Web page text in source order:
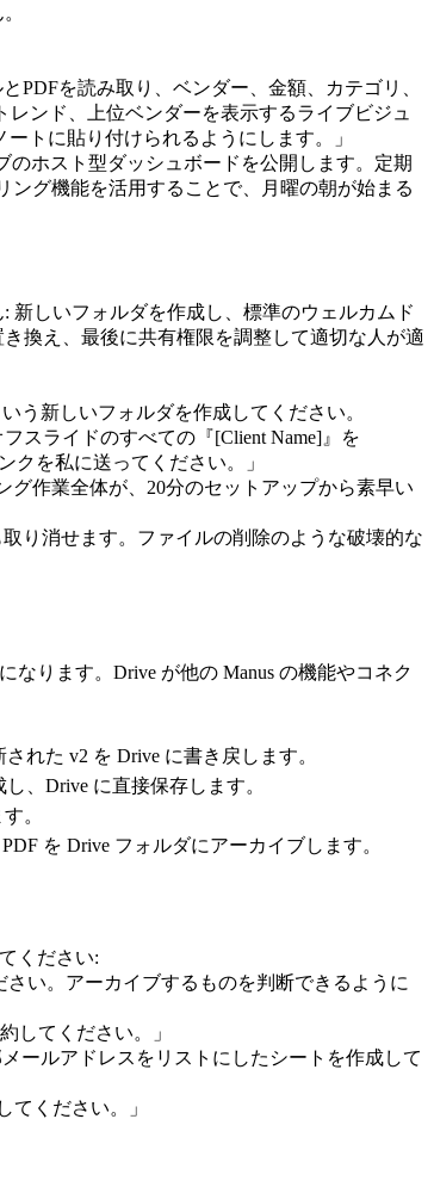
PDFを読み取り、ベンダー、金額、カテゴリ、
レンド、上位ベンダーを表示するライブビジュ
トに貼り付けられるようにします。」
のホスト型ダッシュボードを公開します。定期
ング機能を活用することで、月曜の朝が始まる
新しいフォルダを作成し、標準のウェルカムド
換え、最後に共有権限を調整して適切な人が適
う新しいフォルダを作成してください。
スライドのすべての『[Client Name]』を
クを私に送ってください。」
作業全体が、20分のセットアップから素早い
り消せます。ファイルの削除のような破壊的な
ります。Drive が他の Manus の機能やコネク
れた v2 を Drive に書き戻します。
、Drive に直接保存します。
。
を Drive フォルダにアーカイブします。
ください:
さい。アーカイブするものを判断できるように
してください。」
ールアドレスをリストにしたシートを作成して
てください。」